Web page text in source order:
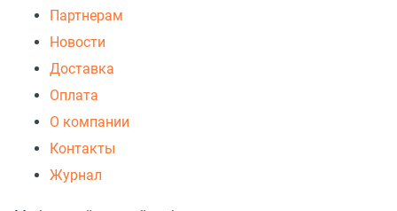
Партнерам
Новости
Доставка
Оплата
О компании
Контакты
Журнал